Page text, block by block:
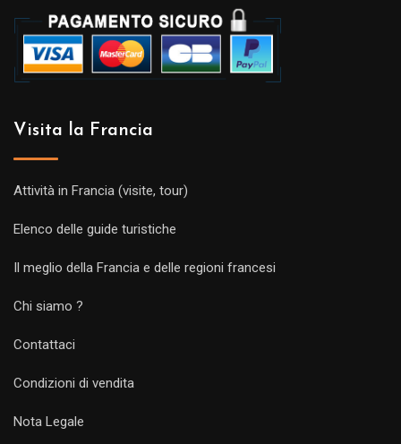
Visita la Francia
Attività in Francia (visite, tour)
Elenco delle guide turistiche
Il meglio della Francia e delle regioni francesi
Chi siamo ?
Contattaci
Condizioni di vendita
Nota Legale